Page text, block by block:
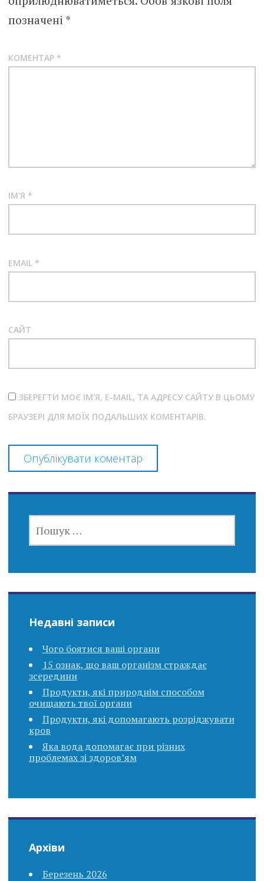
позначені *
КОМЕНТАР *
ІМ'Я *
EMAIL *
САЙТ
ЗБЕРЕГТИ МОЄ ІМ'Я, E-MAIL, ТА АДРЕСУ САЙТУ В ЦЬОМУ
БРАУЗЕРІ ДЛЯ МОЇХ ПОДАЛЬШИХ КОМЕНТАРІВ.
Недавні записи
Чого боятися ваші органи
15 ознак, що ваш організм страждає
зсередини
Продукти, які природнім способом
очищають твої органи
Продукти, які допомагають розріджувати
кров
Яка вода допомагає при різних
проблемах зі здоров’ям
Архіви
Березень 2026